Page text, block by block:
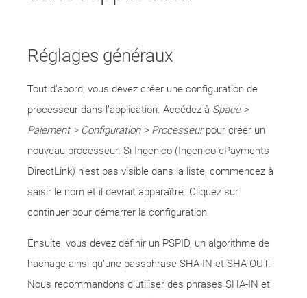
Réglages généraux
Tout d’abord, vous devez créer une configuration de
processeur dans l’application. Accédez à Space >
Paiement > Configuration > Processeurpour créer un
nouveau processeur. Si Ingenico (Ingenico ePayments
DirectLink) n’est pas visible dans la liste, commencez à
saisir le nom et il devrait apparaître. Cliquez sur
continuer pour démarrer la configuration.
Ensuite, vous devez définir un PSPID, un algorithme de
hachage ainsi qu’une passphrase SHA-IN et SHA-OUT.
Nous recommandons d’utiliser des phrases SHA-IN et